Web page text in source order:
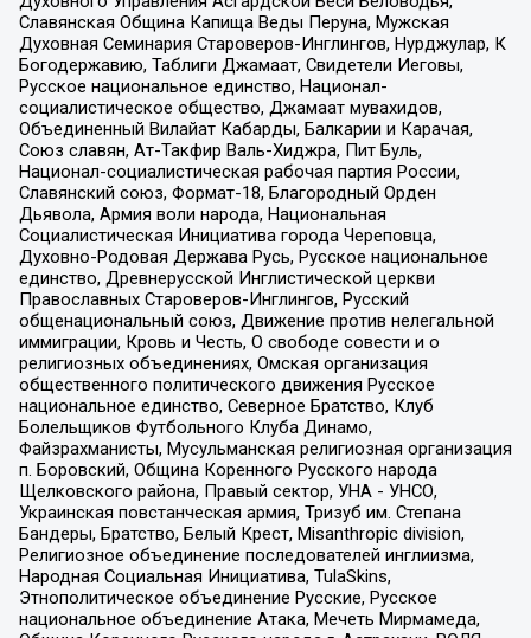
Славянская Община Капища Веды Перуна, Мужская
Духовная Семинария Староверов-Инглингов, Нурджулар, К
Богодержавию, Таблиги Джамаат, Свидетели Иеговы,
Русское национальное единство, Национал-
социалистическое общество, Джамаат мувахидов,
Объединенный Вилайат Кабарды, Балкарии и Карачая,
Союз славян, Ат-Такфир Валь-Хиджра, Пит Буль,
Национал-социалистическая рабочая партия России,
Славянский союз, Формат-18, Благородный Орден
Дьявола, Армия воли народа, Национальная
Социалистическая Инициатива города Череповца,
Духовно-Родовая Держава Русь, Русское национальное
единство, Древнерусской Инглистической церкви
Православных Староверов-Инглингов, Русский
общенациональный союз, Движение против нелегальной
иммиграции, Кровь и Честь, О свободе совести и о
религиозных объединениях, Омская организация
общественного политического движения Русское
национальное единство, Северное Братство, Клуб
Болельщиков Футбольного Клуба Динамо,
Файзрахманисты, Мусульманская религиозная организация
п. Боровский, Община Коренного Русского народа
Щелковского района, Правый сектор, УНА - УНСО,
Украинская повстанческая армия, Тризуб им. Степана
Бандеры, Братство, Белый Крест, Misanthropic division,
Религиозное объединение последователей инглиизма,
Народная Социальная Инициатива, TulaSkins,
Этнополитическое объединение Русские, Русское
национальное объединение Атака, Мечеть Мирмамеда,